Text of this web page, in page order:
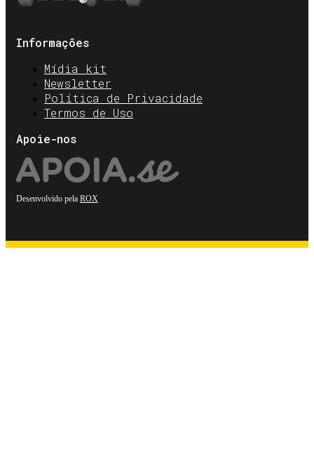
Informações
Mídia kit
Newsletter
Política de Privacidade
Termos de Uso
Apoie-nos
Desenvolvido pela ROX